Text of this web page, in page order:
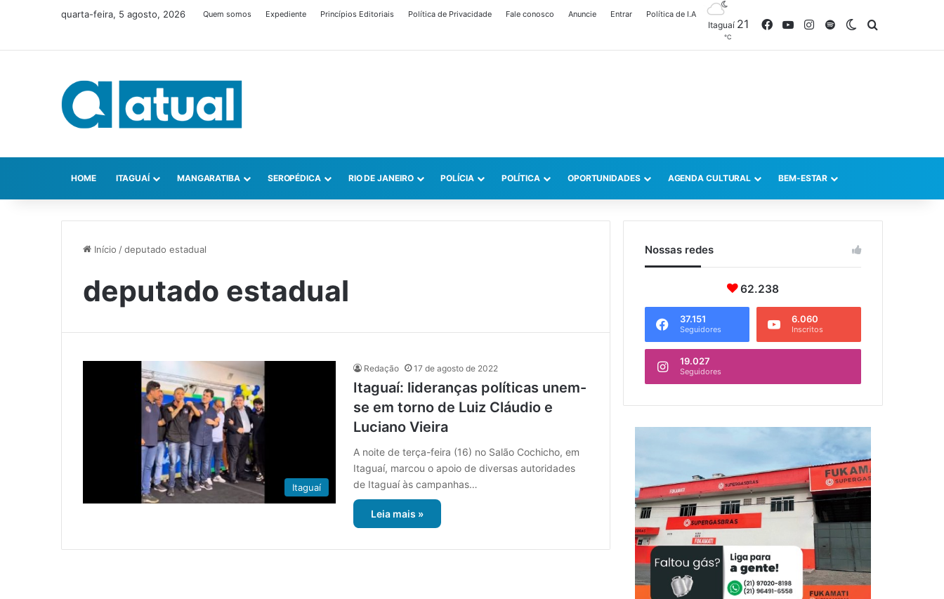
quarta-feira, 5 agosto, 2026 Quem somos Expediente Princípios Editoriais Política de Privacidade Fale conosco Anuncie Entrar Política de I.A
Itaguaí 21
℃
FacebookYouTubeInstagram
SpotifySwitch skin
HOME ITAGUAÍ MANGARATIBA SEROPÉDICA RIO DE JANEIRO POLÍCIA POLÍTICA OPORTUNIDADES AGENDA CULTURAL BEM-ESTAR
Início /deputado estadual
deputado estadual
Itaguaí
Redação 17 de agosto de 2022
Itaguaí: lideranças políticas unem-
se em torno de Luiz Cláudio e
Luciano Vieira
A noite de terça-feira (16) no Salão Cochicho, em
Itaguaí, marcou o apoio de diversas autoridades
de Itaguaí às campanhas…
Leia mais »
Nossas redes
62.238
37.151
Seguidores
6.060
Inscritos
19.027
Seguidores